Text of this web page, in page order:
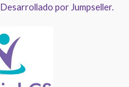
Desarrollado por Jumpseller.